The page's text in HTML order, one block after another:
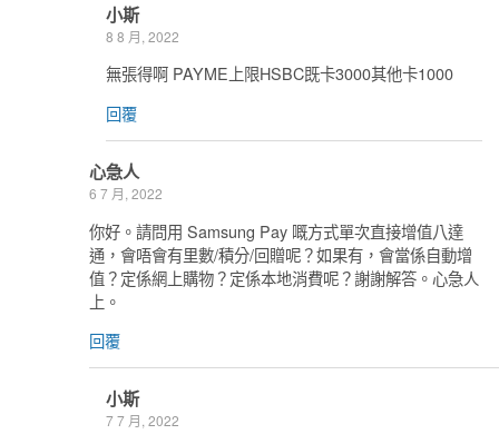
小斯
8 8 月, 2022
無張得啊 PAYME上限HSBC既卡3000其他卡1000
回覆
心急人
6 7 月, 2022
你好。請問用 Samsung Pay 嘅方式單次直接增值八達
通，會唔會有里數/積分/回贈呢？如果有，會當係自動增
值？定係網上購物？定係本地消費呢？謝謝解答。心急人
上。
回覆
小斯
7 7 月, 2022